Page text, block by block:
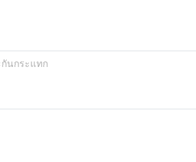
นกระแทก